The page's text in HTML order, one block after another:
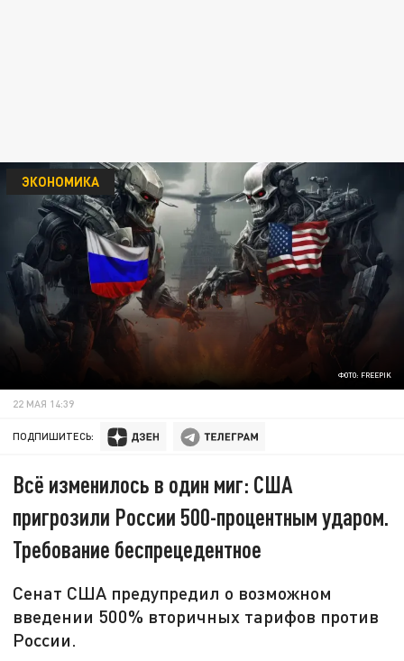
ФОТО: FREEPIK
ЭКОНОМИКА
22 МАЯ 14:39
ПОДПИШИТЕСЬ:
Всё изменилось в один миг: США
пригрозили России 500-процентным ударом.
Требование беспрецедентное
Сенат США предупредил о возможном
введении 500% вторичных тарифов против
России.